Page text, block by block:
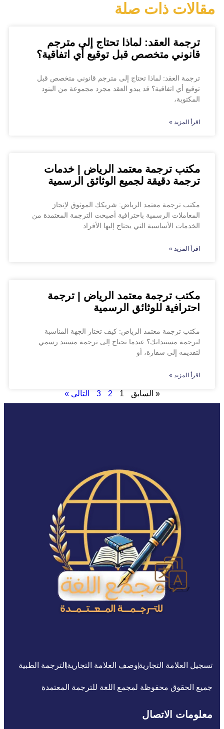
مقالات ذات صلة
ترجمة العقد: لماذا تحتاج إلى مترجم
قانوني متخصص قبل توقيع أي اتفاقية؟
ترجمة العقد: لماذا تحتاج إلى مترجم قانوني متخصص قبل
توقيع أي اتفاقية؟ قد يبدو العقد مجرد مجموعة من البنود
المكتوبة،
اقرأ المزيد »
مكتب ترجمة معتمد الرياض | خدمات
ترجمة دقيقة لجميع الوثائق الرسمية
مكتب ترجمة معتمد الرياض: شريكك الموثوق لإنجاز
المعاملات الرسمية باحترافية أصبحت الترجمة المعتمدة من
الخدمات الأساسية التي يحتاج إليها الأفراد
اقرأ المزيد »
مكتب ترجمة معتمد الرياض | ترجمة
احترافية للوثائق الرسمية
مكتب ترجمة معتمد الرياض: كيف تختار الجهة المناسبة
لترجمة مستنداتك؟ عندما تحتاج إلى ترجمة مستند رسمي
لتقديمه إلى سفارة، أو
اقرأ المزيد »
« السابق 1
2
3 التالي »
تسجيل العلامة التجاريةوصف العلامة التجارية الترجمة الطبية
جميع الحقوق محفوظة لمجمع اللغة للترجمة المعتمدة
معلومات الاتصال